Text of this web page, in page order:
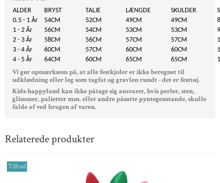
ALDER BRYST TALJE LÆNGDE SKULDER
0.5 - 1 År
54CM 52CM 49CM 49CM
1 - 2 År
56CM 54CM 53CM 53CM
2 - 3 År
58CM 56CM 57CM 57CM
3 - 4 År
60CM 57CM 60CM 60CM
4 - 5 År
64CM 60CM 65CM 65CM
Vi gør opmærksom på, at alle festkjoler er ikke beregnet til
udklædning eller leg som tagfat og gravlen rundt - det er festtøj.
Kids-happyland kan ikke påtage sig ansvaret, hvis perler, sten,
glimmer, palietter mm. eller andre påsatte pyntegenstande, skulle
falde af ved brugen af varen.
Relaterede produkter
Tilbud